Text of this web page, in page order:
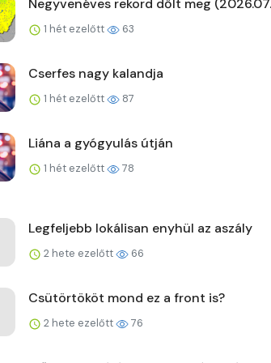
Negyvenéves rekord dőlt meg
1 hét ezelőtt 63
Cserfes nagy kalandja
1 hét ezelőtt 87
Liána a gyógyulás útján
1 hét ezelőtt 78
Legfeljebb lokálisan enyhül az aszály
2 hete ezelőtt 66
Csütörtököt mond ez a front is?
2 hete ezelőtt 76